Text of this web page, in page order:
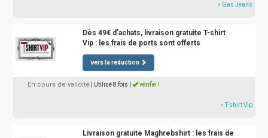
» Gas Jeans
Dès 49€ d'achats, livraison gratuite T-shirt
Vip : les frais de ports sont offerts
vers la réduction
En cours de validité | Utilisé 8 fois vérifié !
» T-shirt Vip
Livraison gratuite Maghrebshirt : les frais de